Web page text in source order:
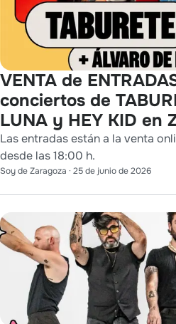
VENTA de
conciertos de
LUNA y HEY KID en
Las entradas están a la venta
desde las 18:00 h.
Soy de Zaragoza · 25 de junio de 2026